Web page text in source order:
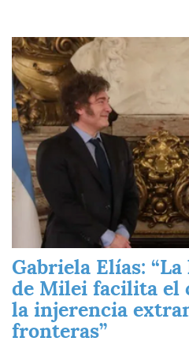
Imagen
Gabriela Elías:
de Milei facilita el
la injerencia
fronteras”